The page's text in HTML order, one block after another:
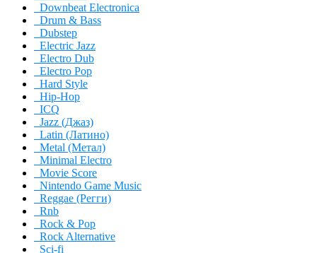
Downbeat Electronica
Drum & Bass
Dubstep
Electric Jazz
Electro Dub
Electro Pop
Hard Style
Hip-Hop
ICQ
Jazz (Джаз)
Latin (Латино)
Metal (Метал)
Minimal Electro
Movie Score
Nintendo Game Music
Reggae (Регги)
Rnb
Rock & Pop
Rock Alternative
Sci-fi